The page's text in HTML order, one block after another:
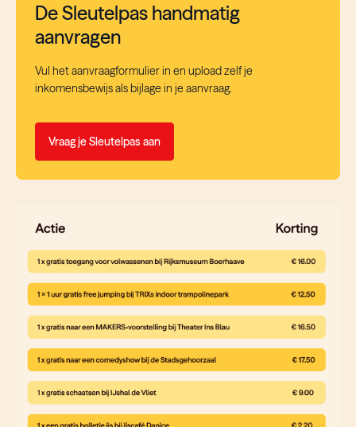
De Sleutelpas handmatig
aanvragen
Vul het aanvraagformulier in en upload zelf je
inkomensbewijs als bijlage in je aanvraag.
Vraag je Sleutelpas aan